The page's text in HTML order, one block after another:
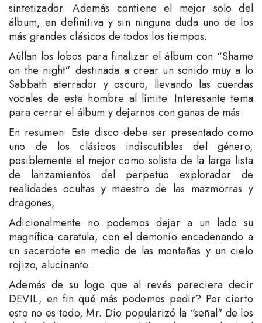
sintetizador. Además contiene el mejor solo del
álbum, en definitiva y sin ninguna duda uno de los
más grandes clásicos de todos los tiempos.
Aúllan los lobos para finalizar el álbum con “Shame
on the night” destinada a crear un sonido muy a lo
Sabbath aterrador y oscuro, llevando las cuerdas
vocales de este hombre al límite. Interesante tema
para cerrar el álbum y dejarnos con ganas de más.
En resumen: Este disco debe ser presentado como
uno de los clásicos indiscutibles del género,
posiblemente el mejor como solista de la larga lista
de lanzamientos del perpetuo explorador de
realidades ocultas y maestro de las mazmorras y
dragones,
Adicionalmente no podemos dejar a un lado su
magnífica caratula, con el demonio encadenando a
un sacerdote en medio de las montañas y un cielo
rojizo, alucinante.
Además de su logo que al revés pareciera decir
DEVIL, en fin qué más podemos pedir? Por cierto
esto no es todo, Mr. Dio popularizó la “señal" de los